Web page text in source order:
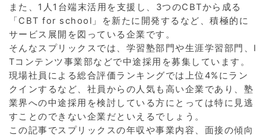
また、1人1台端末活用を支援し、3つのCBTから成る
「CBT for school」を新たに開発するなど、積極的に
サービス展開を図っている企業です。
そんなスプリックスでは、学習塾部門や生涯学習部門、I
Tコンテンツ事業部などで中途採用を募集しています。
現場社員による総合評価ランキングでは上位4%にラン
クインするなど、社員からの人気も高い企業であり、塾
業界への中途採用を検討している方にとっては特に見逃
すことのできない企業だといえるでしょう。
この記事でスプリックスの年収や事業内容、面接の傾向